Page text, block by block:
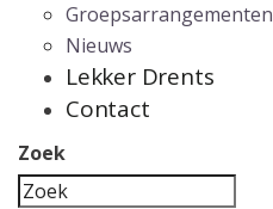
Groepsarrangementen
Nieuws
Lekker Drents
Contact
Zoek